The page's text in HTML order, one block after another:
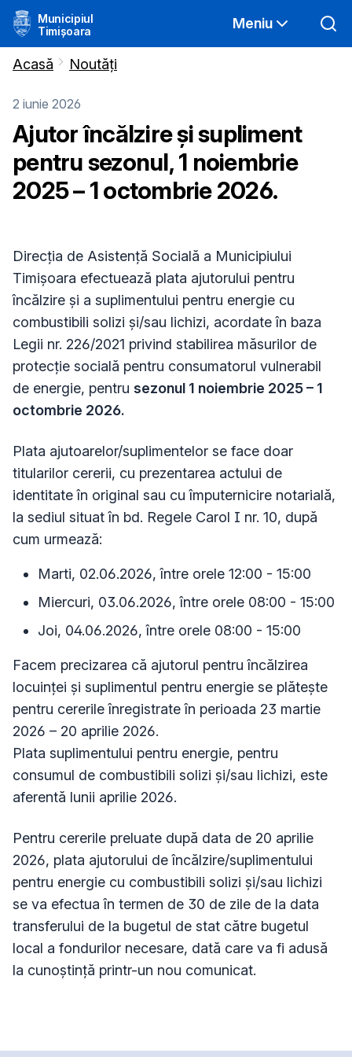
Municipiul
Timișoara
Meniu
Acasă Noutăți
2 iunie 2026
Ajutor încălzire și supliment
pentru sezonul, 1 noiembrie
2025 – 1 octombrie 2026.
Direcţia de Asistenţă Socială a Municipiului
Timişoara efectuează plata ajutorului pentru
încălzire și a suplimentului pentru energie cu
combustibili solizi şi/sau lichizi, acordate în baza
Legii nr. 226/2021 privind stabilirea măsurilor de
protecție socială pentru consumatorul vulnerabil
de energie, pentru sezonul 1 noiembrie 2025 – 1
octombrie 2026.
Plata ajutoarelor/suplimentelor se face doar
titularilor cererii, cu prezentarea actului de
identitate în original sau cu împuternicire notarială,
la sediul situat în bd. Regele Carol I nr. 10, după
cum urmează:
Marti, 02.06.2026, între orele 12:00 - 15:00
Miercuri, 03.06.2026, între orele 08:00 - 15:00
Joi, 04.06.2026, între orele 08:00 - 15:00
Facem precizarea că ajutorul pentru încălzirea
locuinței și suplimentul pentru energie se plătește
pentru cererile înregistrate în perioada 23 martie
2026 – 20 aprilie 2026.
Plata suplimentului pentru energie, pentru
consumul de combustibili solizi şi/sau lichizi, este
aferentă lunii aprilie 2026.
Pentru cererile preluate după data de 20 aprilie
2026, plata ajutorului de încălzire/suplimentului
pentru energie cu combustibili solizi și/sau lichizi
se va efectua în termen de 30 de zile de la data
transferului de la bugetul de stat către bugetul
local a fondurilor necesare, dată care va fi adusă
la cunoștință printr-un nou comunicat.